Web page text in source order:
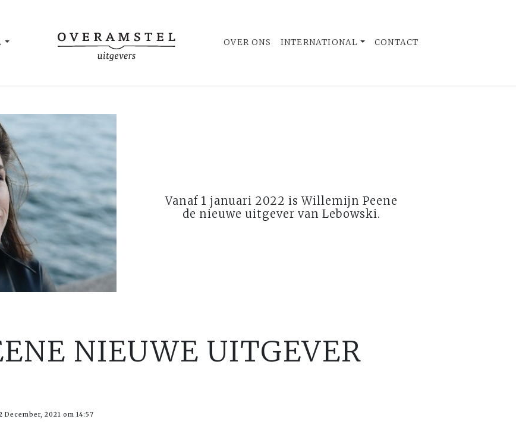
OVER ONS INTERNATIONAL CONTACT
Vanaf 1 januari 2022 is Willemijn Peene
de nieuwe uitgever van Lebowski.
NIEUWE UITGEVER
2021 om 14:57